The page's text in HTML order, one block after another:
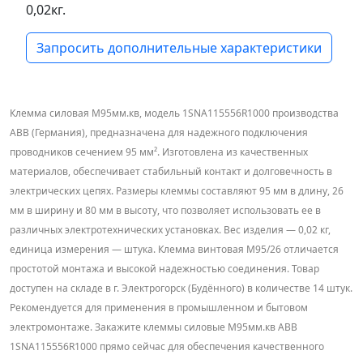
0,02кг.
Запросить дополнительные характеристики
Клемма силовая M95мм.кв, модель 1SNA115556R1000 производства
ABB (Германия), предназначена для надежного подключения
проводников сечением 95 мм². Изготовлена из качественных
материалов, обеспечивает стабильный контакт и долговечность в
электрических цепях. Размеры клеммы составляют 95 мм в длину, 26
мм в ширину и 80 мм в высоту, что позволяет использовать ее в
различных электротехнических установках. Вес изделия — 0,02 кг,
единица измерения — штука. Клемма винтовая M95/26 отличается
простотой монтажа и высокой надежностью соединения. Товар
доступен на складе в г. Электрогорск (Будённого) в количестве 14 штук.
Рекомендуется для применения в промышленном и бытовом
электромонтаже. Закажите клеммы силовые M95мм.кв ABB
1SNA115556R1000 прямо сейчас для обеспечения качественного